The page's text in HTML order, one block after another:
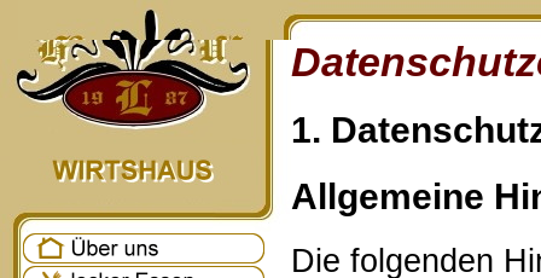
1.
Allgemeine
Die folgenden